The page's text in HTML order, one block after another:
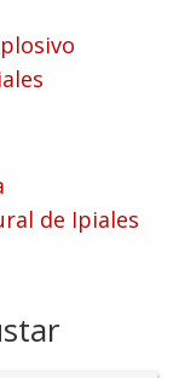
de Ipiales